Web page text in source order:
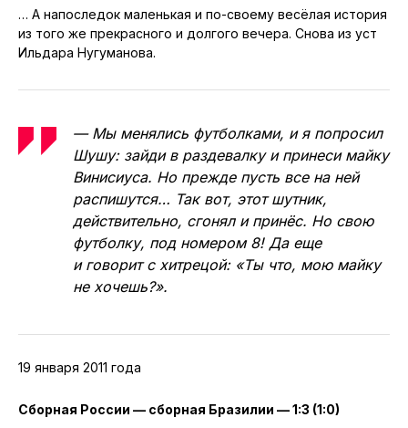
… А напоследок маленькая и по-своему весёлая история
из того же прекрасного и долгого вечера. Снова из уст
Ильдара Нугуманова.
— Мы менялись футболками, и я попросил
Шушу: зайди в раздевалку и принеси майку
Винисиуса. Но прежде пусть все на ней
распишутся… Так вот, этот шутник,
действительно, сгонял и принёс. Но свою
футболку, под номером 8! Да еще
и говорит с хитрецой: «Ты что, мою майку
не хочешь?».
19 января 2011 года
Сборная России — сборная Бразилии — 1:3 (1:0)